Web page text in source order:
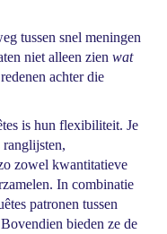
tussen snel meningen
niet alleen zien wat
achter die
is hun flexibiliteit. Je
zowel kwantitatieve
In combinatie
patronen tussen
bieden ze de